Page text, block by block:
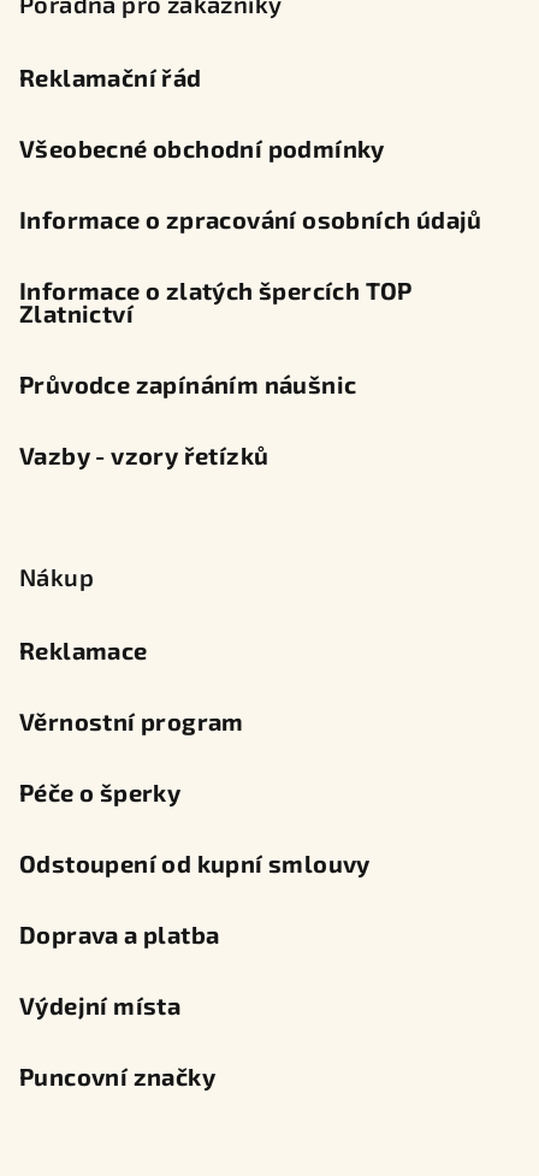
Reklamační řád
Všeobecné obchodní podmínky
Informace o zpracování osobních údajů
Informace o zlatých špercích TOP
Zlatnictví
Průvodce zapínáním náušnic
Vazby - vzory řetízků
Nákup
Reklamace
Věrnostní program
Péče o šperky
Odstoupení od kupní smlouvy
Doprava a platba
Výdejní místa
Puncovní značky